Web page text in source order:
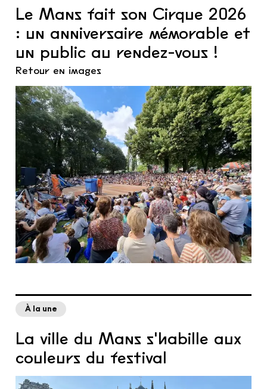
Le Mans fait son Cirque 2026
: un anniversaire mémorable et
un public au rendez-vous !
Retour en images
À la une
La ville du Mans s'habille aux
couleurs du festival